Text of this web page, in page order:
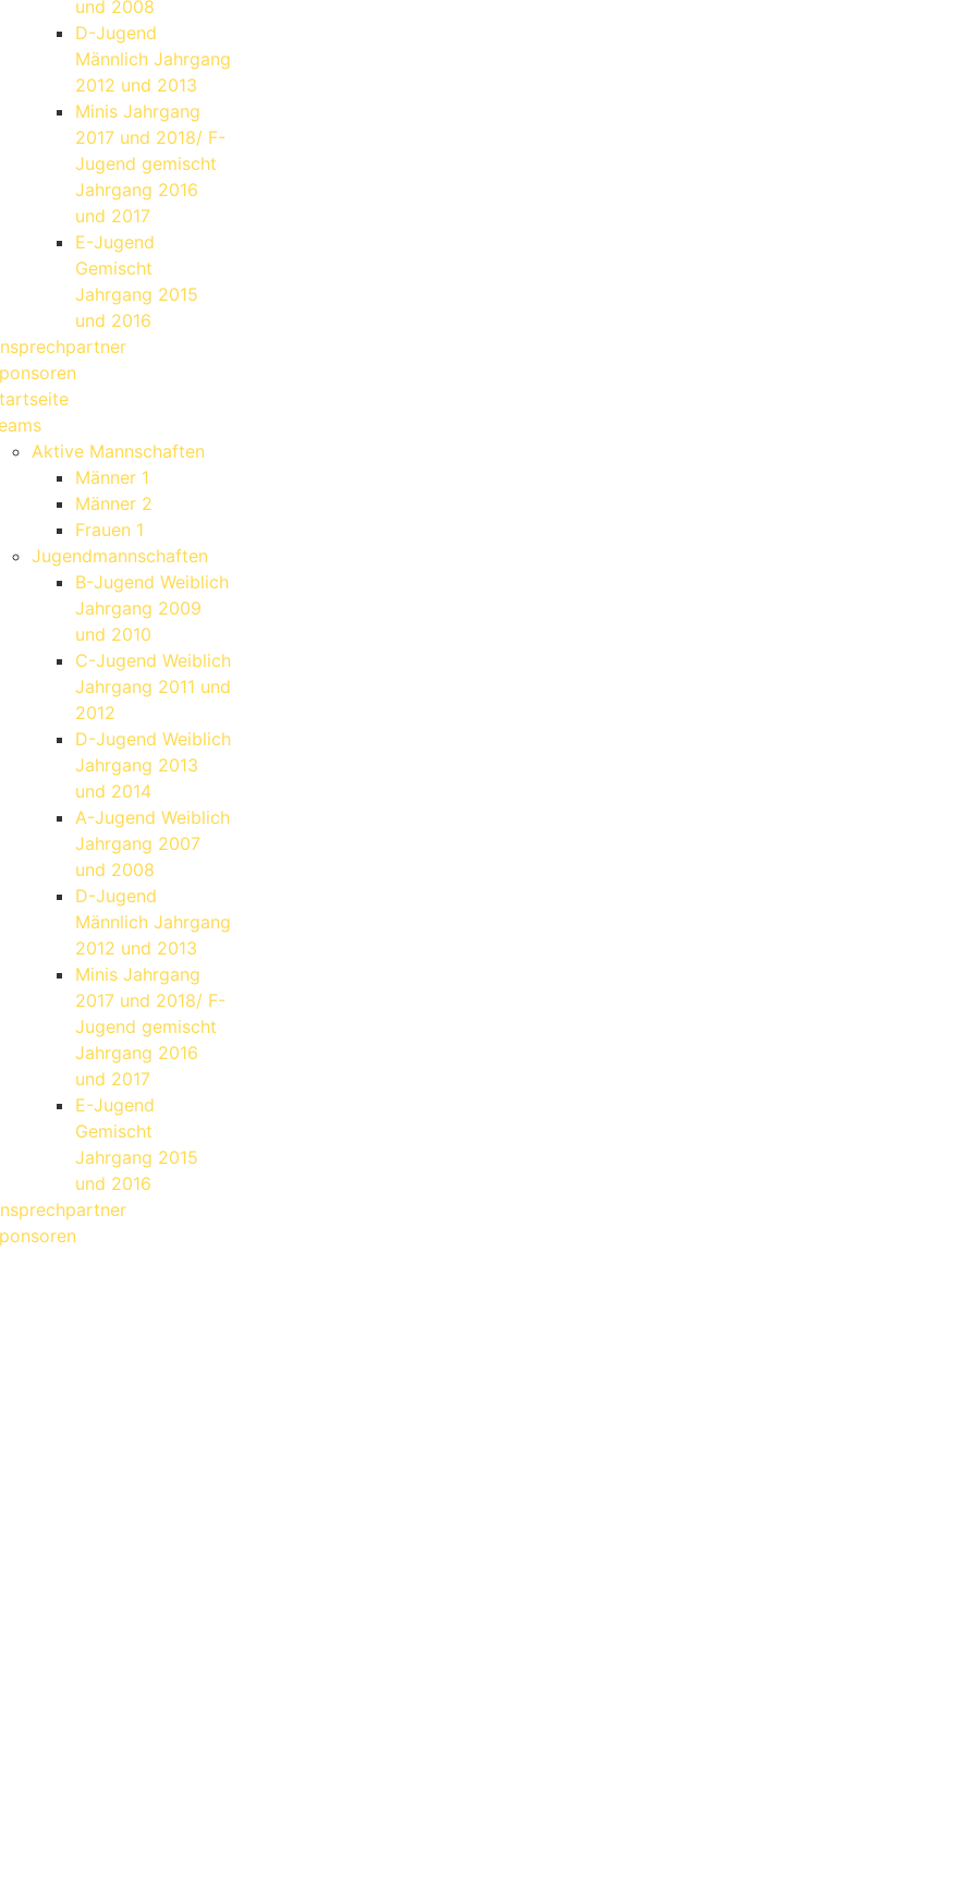
und 2008
D-Jugend
Männlich Jahrgang
2012 und 2013
Minis Jahrgang
2017 und 2018/ F-
Jugend gemischt
Jahrgang 2016
und 2017
E-Jugend
Gemischt
Jahrgang 2015
und 2016
Aktive Mannschaften
Männer 1
Männer 2
Frauen 1
Jugendmannschaften
B-Jugend Weiblich
Jahrgang 2009
und 2010
C-Jugend Weiblich
Jahrgang 2011 und
2012
D-Jugend Weiblich
Jahrgang 2013
und 2014
A-Jugend Weiblich
Jahrgang 2007
und 2008
D-Jugend
Männlich Jahrgang
2012 und 2013
Minis Jahrgang
2017 und 2018/ F-
Jugend gemischt
Jahrgang 2016
und 2017
E-Jugend
Gemischt
Jahrgang 2015
und 2016